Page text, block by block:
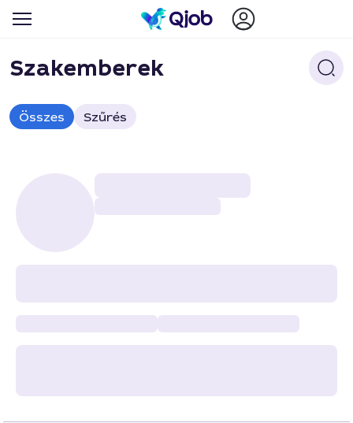
Szakemberek
Összes Szűrés